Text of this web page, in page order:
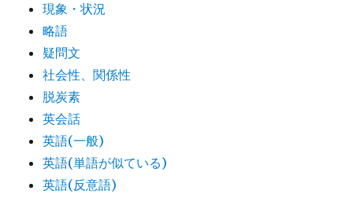
現象・状況
略語
疑問文
社会性、関係性
脱炭素
英会話
英語(一般)
英語(単語が似ている)
英語(反意語)